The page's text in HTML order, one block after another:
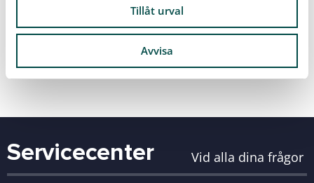
Tillåt urval
Avvisa
Servicecenter Vid alla dina frågor